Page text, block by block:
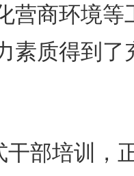
营商环境等
素质得到了
部培训，